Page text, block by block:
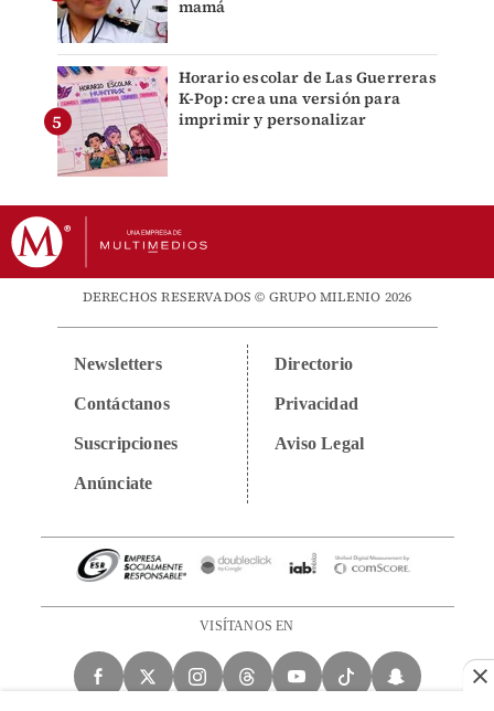
mamá
Horario escolar de Las Guerreras
K-Pop: crea una versión para
imprimir y personalizar
DERECHOS RESERVADOS © GRUPO MILENIO 2026
Newsletters
Contáctanos
Suscripciones
Anúnciate
Directorio
Privacidad
Aviso Legal
VISÍTANOS EN